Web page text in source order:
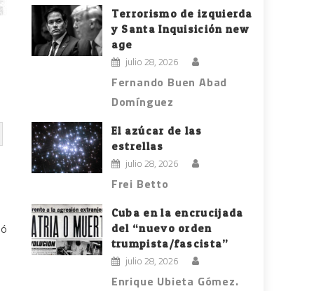
Terrorismo de izquierda
y Santa Inquisición new
age
julio 28, 2026
Fernando Buen Abad
Domínguez
El azúcar de las
estrellas
julio 28, 2026
Frei Betto
Cuba en la encrucijada
del “nuevo orden
trumpista/fascista”
julio 28, 2026
Enrique Ubieta Gómez.